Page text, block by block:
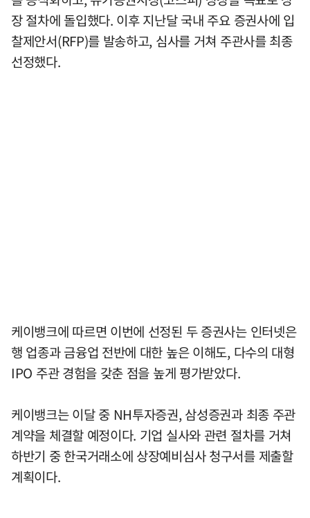
장 절차에 돌입했다. 이후 지난달 국내 주요 증권사에 입
찰제안서(RFP)를 발송하고, 심사를 거쳐 주관사를 최종
선정했다.
케이뱅크에 따르면 이번에 선정된 두 증권사는 인터넷은
행 업종과 금융업 전반에 대한 높은 이해도, 다수의 대형
IPO 주관 경험을 갖춘 점을 높게 평가받았다.
케이뱅크는 이달 중 NH투자증권, 삼성증권과 최종 주관
계약을 체결할 예정이다. 기업 실사와 관련 절차를 거쳐
하반기 중 한국거래소에 상장예비심사 청구서를 제출할
계획이다.